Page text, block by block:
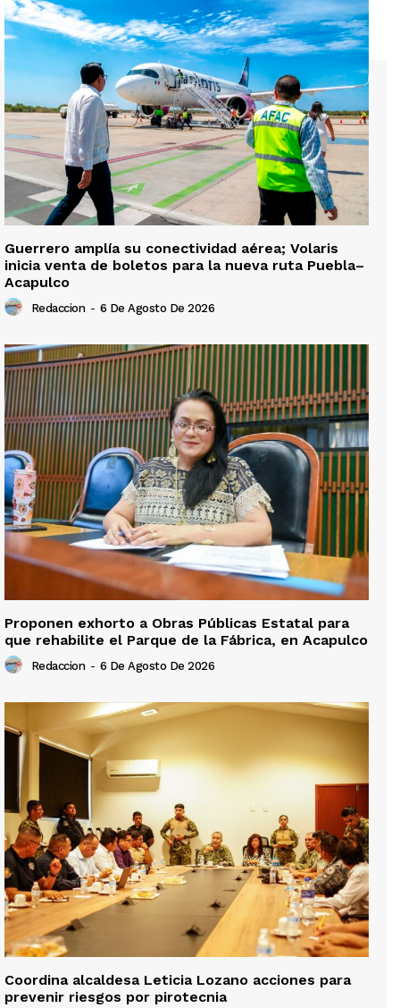
Guerrero amplía su conectividad aérea; Volaris
inicia venta de boletos para la nueva ruta Puebla–
Acapulco
Redaccion - 6 De Agosto De 2026
Proponen exhorto a Obras Públicas Estatal para
que rehabilite el Parque de la Fábrica, en Acapulco
Redaccion - 6 De Agosto De 2026
Coordina alcaldesa Leticia Lozano acciones para
prevenir riesgos por pirotecnia